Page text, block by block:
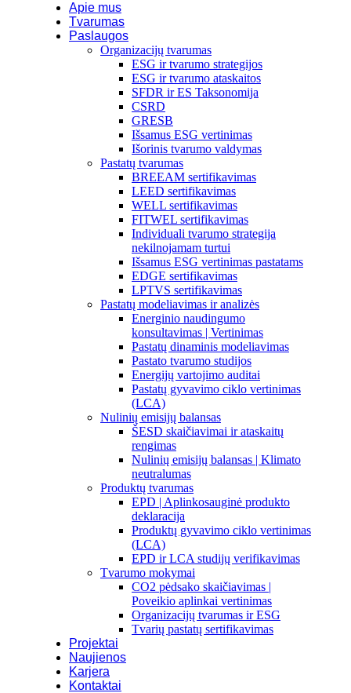
Apie mus
Tvarumas
Paslaugos
Organizacijų tvarumas
ESG ir tvarumo strategijos
ESG ir tvarumo ataskaitos
SFDR ir ES Taksonomija
CSRD
GRESB
Išsamus ESG vertinimas
Išorinis tvarumo valdymas
Pastatų tvarumas
BREEAM sertifikavimas
LEED sertifikavimas
WELL sertifikavimas
FITWEL sertifikavimas
Individuali tvarumo strategija
nekilnojamam turtui
Išsamus ESG vertinimas pastatams
EDGE sertifikavimas
LPTVS sertifikavimas
Pastatų modeliavimas ir analizės
Energinio naudingumo
konsultavimas | Vertinimas
Pastatų dinaminis modeliavimas
Pastato tvarumo studijos
Energijų vartojimo auditai
Pastatų gyvavimo ciklo vertinimas
(LCA)
Nulinių emisijų balansas
ŠESD skaičiavimai ir ataskaitų
rengimas
Nulinių emisijų balansas | Klimato
neutralumas
Produktų tvarumas
EPD | Aplinkosauginė produkto
deklaracija
Produktų gyvavimo ciklo vertinimas
(LCA)
EPD ir LCA studijų verifikavimas
Tvarumo mokymai
CO2 pėdsako skaičiavimas |
Poveikio aplinkai vertinimas
Organizacijų tvarumas ir ESG
Tvarių pastatų sertifikavimas
Projektai
Naujienos
Karjera
Kontaktai